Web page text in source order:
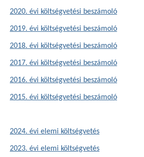
2020. évi költségvetési beszámoló
2019. évi költségvetési beszámoló
2018. évi költségvetési beszámoló
2017. évi költségvetési beszámoló
2016. évi költségvetési beszámoló
2015. évi költségvetési beszámoló
2024. évi elemi költségvetés
2023. évi elemi költségvetés